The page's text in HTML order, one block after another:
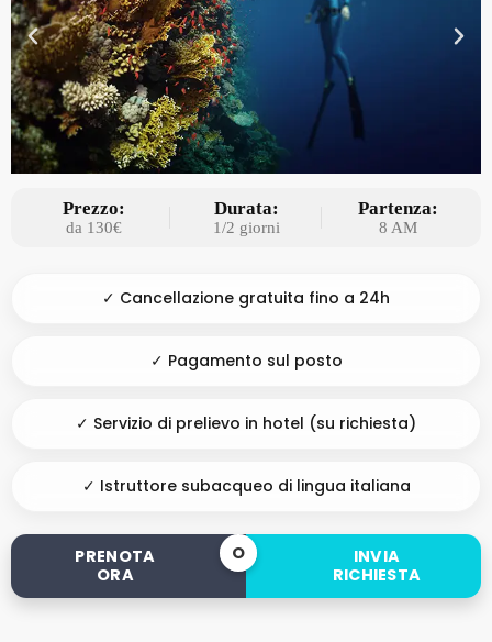
Prezzo:
da 130€
Durata:
1/2 giorni
Partenza:
8 AM
✓ Cancellazione gratuita fino a 24h
✓ Pagamento sul posto
✓ Servizio di prelievo in hotel (su richiesta)
✓ Istruttore subacqueo di lingua italiana
PRENOTA
ORA
O
INVIA
RICHIESTA